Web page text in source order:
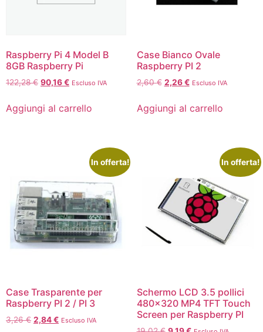
Raspberry Pi 4 Model B
8GB Raspberry Pi
122,28€ 90,16€ Escluso IVA
Aggiungi al carrello
Case Bianco Ovale
Raspberry PI 2
2,60€ 2,26€ Escluso IVA
Aggiungi al carrello
In offerta!
Case Trasparente per
Raspberry PI 2 / PI 3
3,26€ 2,84€ Escluso IVA
In offerta!
Schermo LCD 3.5 pollici
480×320 MP4 TFT Touch
Screen per Raspberry PI